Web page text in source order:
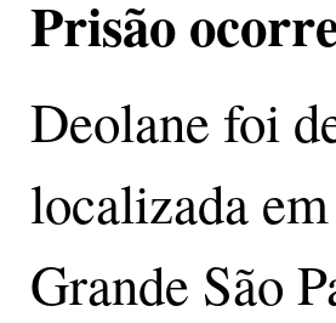
Prisão
Deolane foi
localizada
Grande São